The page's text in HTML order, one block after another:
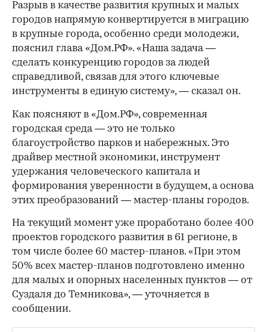
Разрыв в качестве развития крупных и малых
городов напрямую конвертируется в миграцию
в крупные города, особенно среди молодежи,
пояснил глава «Дом.РФ». «Наша задача —
сделать конкуренцию городов за людей
справедливой, связав для этого ключевые
инструменты в единую систему», — сказал он.
00:00
Как поясняют в «Дом.РФ», современная
городская среда — это не только
благоустройство парков и набережных. Это
драйвер местной экономики, инструмент
удержания человеческого капитала и
формирования уверенности в будущем, а основа
этих преобразований — мастер-планы городов.
На текущий момент уже проработано более 400
проектов городского развития в 61 регионе, в
том числе более 60 мастер-планов. «При этом
50% всех мастер-планов подготовлено именно
для малых и опорных населенных пунктов — от
Суздаля до Темникова», — уточняется в
сообщении.